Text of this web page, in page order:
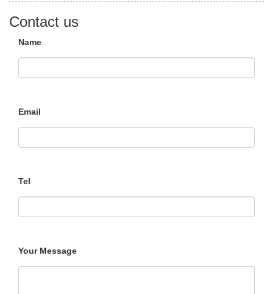
Contact us
Name
Email
Tel
Your Message